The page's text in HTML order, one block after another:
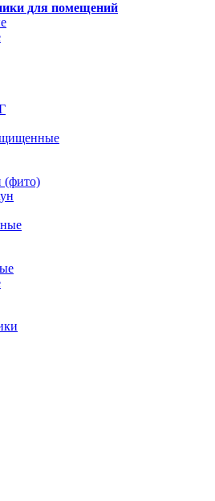
для помещений
(фито)